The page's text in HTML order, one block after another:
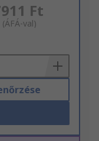
Ft
(ÁFÁ-val)